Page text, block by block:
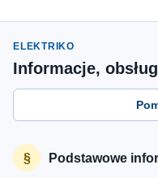
ELEKTRIKO
Informacje,
Podstawowe